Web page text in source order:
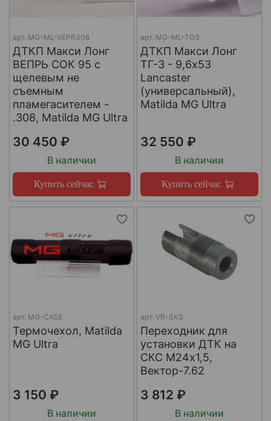
арт. МG-ML-VEPR308
ДТКП Макси Лонг
ВЕПРЬ СОК 95 с
щелевым не
съемным
пламегасителем -
.308, Matilda MG Ultra
30 450 ₽
В наличии
Купить сейчас
арт. MG-ML-TG3
ДТКП Макси Лонг
ТГ-3 - 9,6x53
Lancaster
(универсальный),
Matilda MG Ultra
32 550 ₽
В наличии
Купить сейчас
арт. MG-CASE
Термочехол, Matilda
MG Ultra
3 150 ₽
В наличии
арт. VR-SKS
Переходник для
установки ДТК на
СКС М24х1,5,
Вектор-7.62
3 812 ₽
В наличии